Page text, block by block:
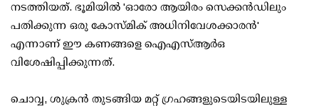
നടത്തിയത്. ഭൂമിയില്‍ 'ഓരോ ആയിരം സെക്കന്‍ഡിലും
പതിക്കുന്ന ഒരു കോസ്മിക് അധിനിവേശക്കാരന്‍'
എന്നാണ് ഈ കണങ്ങളെ ഐഎസ്ആര്‍ഒ
വിശേഷിപ്പിക്കുന്നത്.
ചൊവ്വ, ശുക്രന്‍ തുടങ്ങിയ മറ്റ് ഗ്രഹങ്ങളുടെയിടയിലുള്ള